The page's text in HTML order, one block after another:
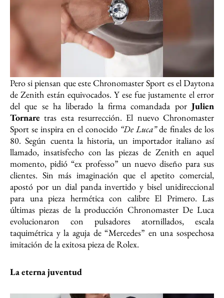
Pero si piensan que este Chronomaster Sport es el Daytona
de Zenith están equivocados. Y ese fue justamente el error
del que se ha liberado la firma comandada por Julien
Tornare tras esta resurrección. El nuevo Chronomaster
Sport se inspira en el conocido “De Luca”de finales de los
80. Según cuenta la historia, un importador italiano así
llamado, insatisfecho con las piezas de Zenith en aquel
momento, pidió “ex professo” un nuevo diseño para sus
clientes. Sin más imaginación que el apetito comercial,
apostó por un dial panda invertido y bisel unidireccional
para una pieza hermética con calibre El Primero. Las
últimas piezas de la producción Chronomaster De Luca
evolucionaron con pulsadores atornillados, escala
taquimétrica y la aguja de “Mercedes” en una sospechosa
imitación de la exitosa pieza de Rolex.
La eterna juventud